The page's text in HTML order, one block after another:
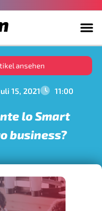
ansehen
15, 2021 11:00
lo Smart
business?